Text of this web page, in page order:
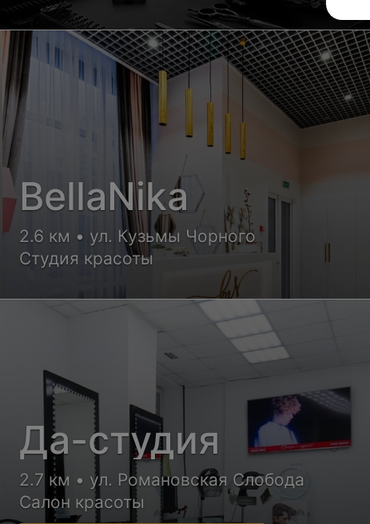
BellaNika
2.6 км • ул. Кузьмы Чорного
Студия красоты
Да-студия
2.7 км • ул. Романовская Слобода
Салон красоты